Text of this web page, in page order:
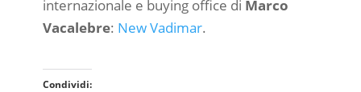
internazionale e buying office di Marco
Vacalebre: New Vadimar.
Condividi: